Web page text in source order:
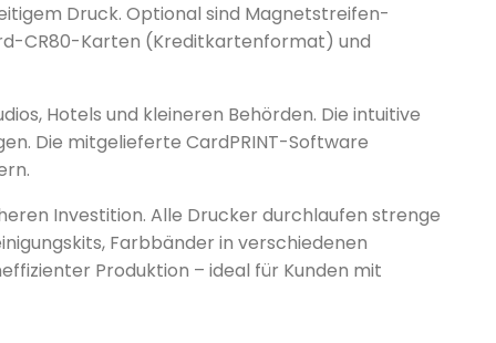
Druck. Optional sind Magnetstreifen-
CR80-Karten (Kreditkartenformat) und
Hotels und kleineren Behörden. Die intuitive
Die mitgelieferte CardPRINT-Software
Investition. Alle Drucker durchlaufen strenge
Farbbänder in verschiedenen
Produktion – ideal für Kunden mit